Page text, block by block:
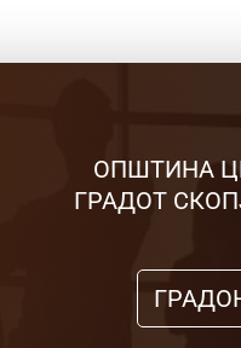
ОПШТИНА
ГРАДОТ